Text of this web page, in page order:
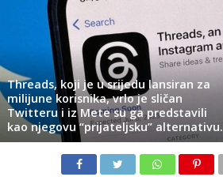
Threads, koji je u srijedu lansiran za
milijune korisnika, vrlo je sličan
Twitteru i iz Mete su ga predstavili
kao njegovu “prijateljsku” alternativu.